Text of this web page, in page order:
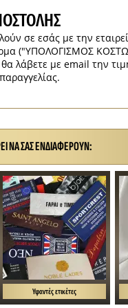
σε εσάς με την
("ΥΠΟΛΟΓΙΣΜΟΣ
λάβετε με email την
ΝΑ ΣΑΣ ΕΝΔΙΑΦΈΡΟΥΝ:
Υφαντές ετικέτες